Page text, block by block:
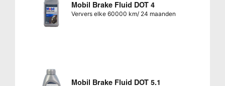
Mobil Brake Fluid DOT 4
Ververs elke 60000 km/ 24 maanden
Mobil Brake Fluid DOT 5.1